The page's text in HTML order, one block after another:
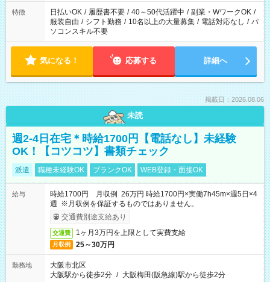
特徴 日払いOK / 履歴書不要 / 40～50代活躍中 / 副業・WワークOK /
服装自由 / シフト勤務 / 10名以上の大量募集 / 電話対応なし / パ
ソコンスキル不要
気になる！ 応募する 詳細へ
掲載日：2026.08.06
未読
週2-4日在宅＊時給1700円【電話なし】未経験
OK！【コツコツ】書類チェック
派遣 職種未経験OK ブランクOK WEB登録・面接OK
給与
時給1700円 月収例 26万円 時給1700円×実働7h45m×週5日×4
週 ※月収例を保証するものではありません。
交通費別途支給あり
交通費 1ヶ月3万円を上限として実費支給
月収例 25～30万円
勤務地
大阪市北区
大阪駅から徒歩2分 / 大阪梅田(阪急線)駅から徒歩2分